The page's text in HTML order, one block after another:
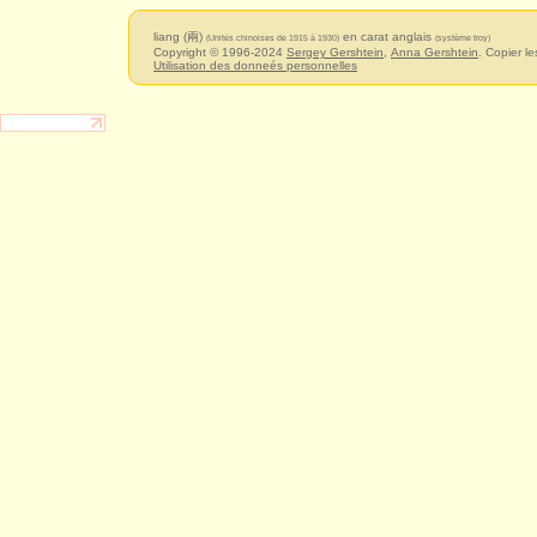
liang (兩) (Unités chinoises de 1915 à 1930) en carat anglais (système troy)
Copyright © 1996-2024 Sergey Gershtein Anna Gershtein . Copier
Utilisation des donneés personnelles